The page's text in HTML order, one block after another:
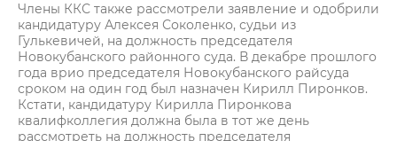
Члены ККС также рассмотрели заявление и одобрили
кандидатуру Алексея Соколенко, судьи из
Гулькевичей, на должность председателя
Новокубанского районного суда. В декабре прошлого
года врио председателя Новокубанского райсуда
сроком на один год был назначен Кирилл Пиронков.
Кстати, кандидатуру Кирилла Пиронкова
квалифколлегия должна была в тот же день
рассмотреть на должность председателя